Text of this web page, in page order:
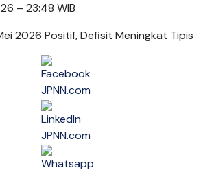
– 23:48 WIB